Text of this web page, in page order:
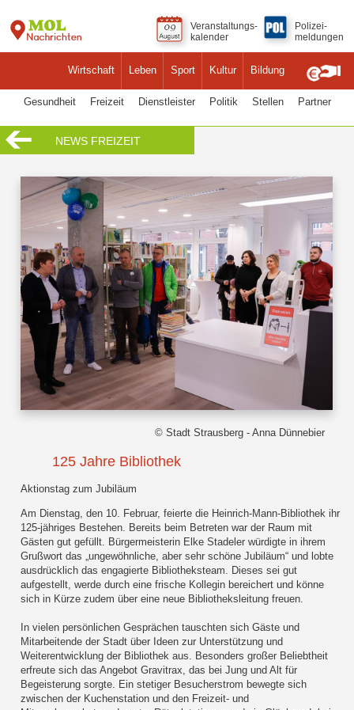
Wirtschaft Leben Sport Kultur Bildung
Veranstaltungs-
kalender
Polizei-
meldungen
Gesundheit Freizeit Dienstleister Politik Stellen Partner
NEWS FREIZEIT
© Stadt Strausberg - Anna Dünnebier
125 Jahre Bibliothek
Aktionstag zum Jubiläum
Am Dienstag, den 10. Februar, feierte die Heinrich-Mann-Bibliothek ihr
125-jähriges Bestehen. Bereits beim Betreten war der Raum mit
Gästen gut gefüllt. Bürgermeisterin Elke Stadeler würdigte in ihrem
Grußwort das „ungewöhnliche, aber sehr schöne Jubiläum“ und lobte
ausdrücklich das engagierte Bibliotheksteam. Dieses sei gut
aufgestellt, werde durch eine frische Kollegin bereichert und könne
sich in Kürze zudem über eine neue Bibliotheksleitung freuen.
In vielen persönlichen Gesprächen tauschten sich Gäste und
Mitarbeitende der Stadt über Ideen zur Unterstützung und
Weiterentwicklung der Bibliothek aus. Besonders großer Beliebtheit
erfreute sich das Angebot Gravitrax, das bei Jung und Alt für
Begeisterung sorgte. Ein stetiger Besucherstrom bewegte sich
zwischen der Kuchenstation und den Freizeit- und